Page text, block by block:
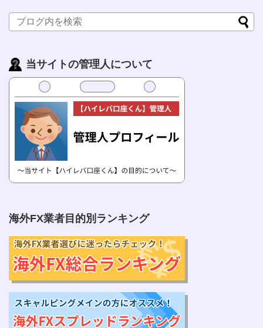
当サイトの管理人について
海外FX業者目的別ランキング